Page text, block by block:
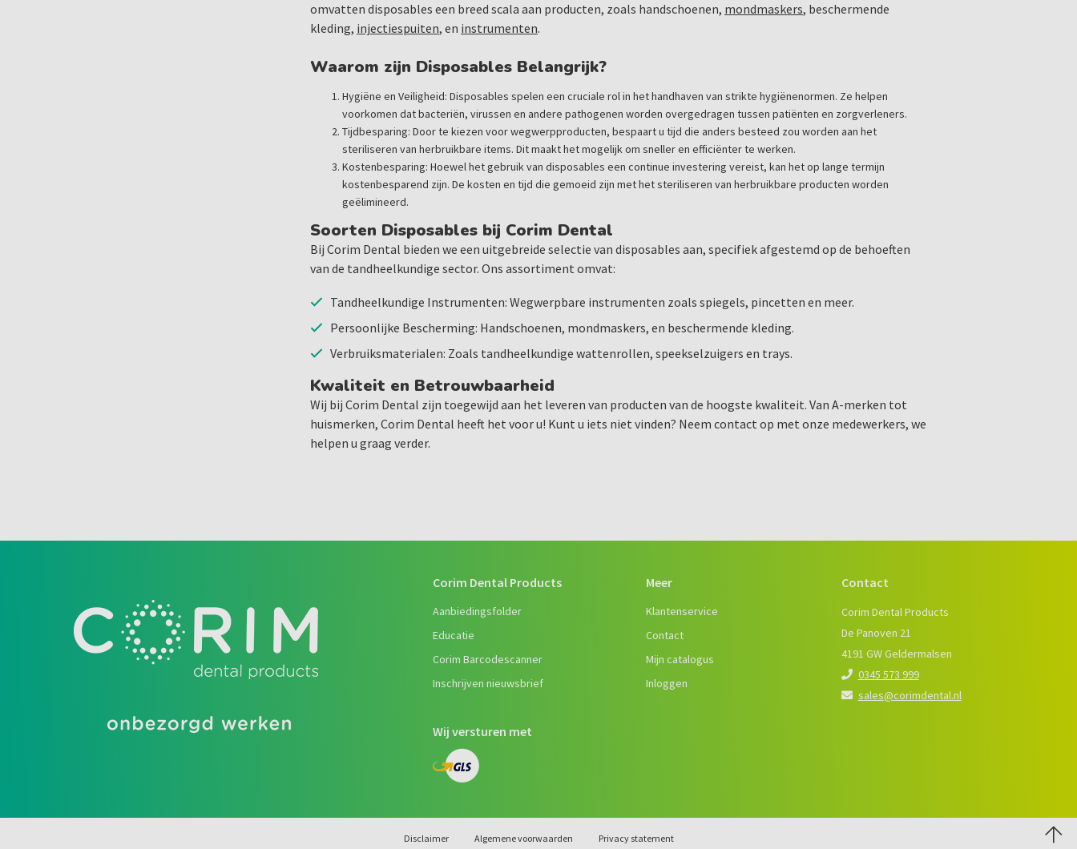
omvatten disposables een breed scala aan producten, zoals handschoenen, mondmaskers, beschermende
kleding, injectiespuiten, en instrumenten.
Waarom zijn Disposables Belangrijk?
Hygiëne en Veiligheid: Disposables spelen een cruciale rol in het handhaven van strikte hygiënenormen. Ze helpen
voorkomen dat bacteriën, virussen en andere pathogenen worden overgedragen tussen patiënten en zorgverleners.
Tijdbesparing: Door te kiezen voor wegwerpproducten, bespaart u tijd die anders besteed zou worden aan het
steriliseren van herbruikbare items. Dit maakt het mogelijk om sneller en efficiënter te werken.
Kostenbesparing: Hoewel het gebruik van disposables een continue investering vereist, kan het op lange termijn
kostenbesparend zijn. De kosten en tijd die gemoeid zijn met het steriliseren van herbruikbare producten worden
geëlimineerd.
Soorten Disposables bij Corim Dental
Bij Corim Dental bieden we een uitgebreide selectie van disposables aan, specifiek afgestemd op de behoeften
van de tandheelkundige sector. Ons assortiment omvat:
Tandheelkundige Instrumenten: Wegwerpbare instrumenten zoals spiegels, pincetten en meer.
Persoonlijke Bescherming: Handschoenen, mondmaskers, en beschermende kleding.
Verbruiksmaterialen: Zoals tandheelkundige wattenrollen, speekselzuigers en trays.
Kwaliteit en Betrouwbaarheid
Wij bij Corim Dental zijn toegewijd aan het leveren van producten van de hoogste kwaliteit. Van A-merken tot
huismerken, Corim Dental heeft het voor u! Kunt u iets niet vinden? Neem contact op met onze medewerkers, we
helpen u graag verder.
Corim Dental Products
Aanbiedingsfolder
Educatie
Corim Barcodescanner
Inschrijven nieuwsbrief
Wij versturen met
Meer
Klantenservice
Contact
Mijn catalogus
Inloggen
Contact
Corim Dental Products
De Panoven 21
4191 GW Geldermalsen
0345 573 999
sales@corimdental.nl
Disclaimer Algemene voorwaarden Privacy statement